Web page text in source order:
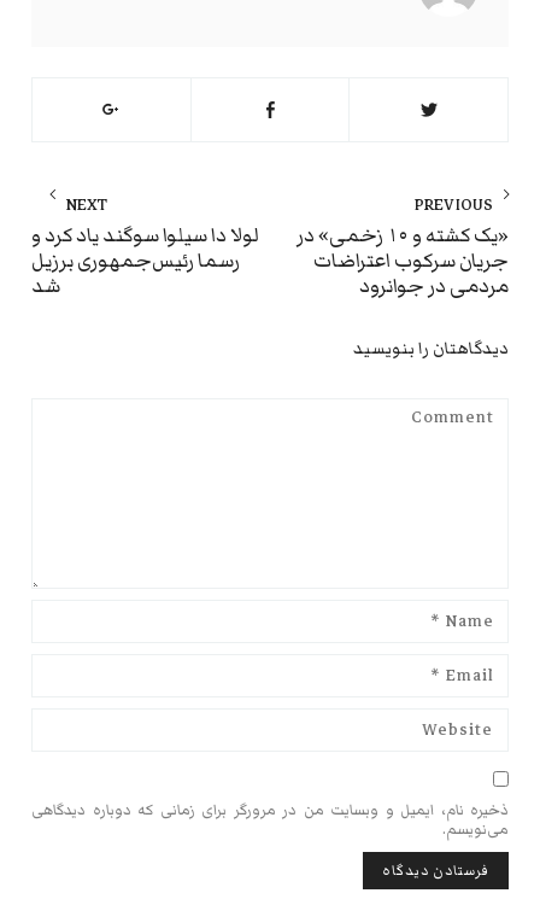
راهبری
نوشته
PREVIOUS
Previous
post:
«یک کشته و ۱۰ زخمی» در
جریان سرکوب اعتراضات
مردمی در جوانرود
NEXT
لولا دا سیلوا سوگند یاد کرد و
رسما رئیس‌جمهوری برزیل
شد
دیدگاهتان را بنویسید
ذخیره نام، ایمیل و وبسایت من در مرورگر برای زمانی که دوباره دیدگاهی
می‌نویسم.